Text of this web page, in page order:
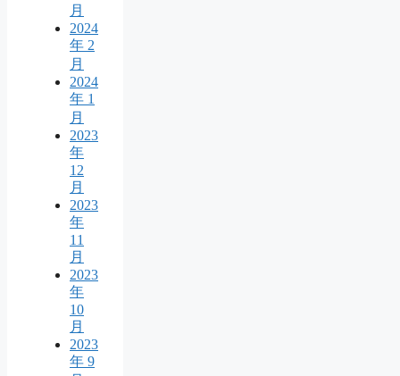
月
2024
年 2
月
2024
年 1
月
2023
年
12
月
2023
年
11
月
2023
年
10
月
2023
年 9